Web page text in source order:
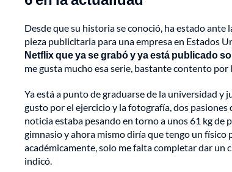
Desde que su historia se conoció, ha estado
pieza publicitaria para una empresa en Estados
Netflix que ya se grabó y ya está publicado
me gusta mucho esa serie, bastante contento
Ya está a punto de graduarse de la universidad
gusto por el ejercicio y la fotografía, dos
noticia estaba pesando en torno a unos 61 kg de
gimnasio y ahora mismo diría que tengo un
académicamente, solo me falta completar dar un
indicó.